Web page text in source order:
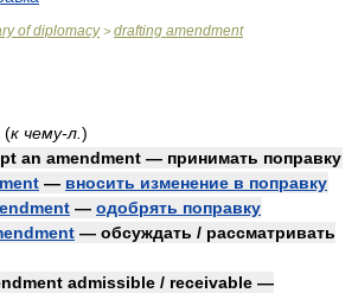
of diplomacy> drafting amendment
(к чему-л. )
an amendment — принимать поправку
— вносить изменение в поправку
— одобрять поправку
— обсуждать / рассматривать
admissible / receivable —